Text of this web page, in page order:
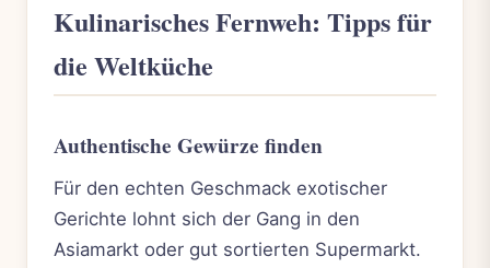
Kulinarisches Fernweh: Tipps für
die Weltküche
Authentische Gewürze finden
Für den echten Geschmack exotischer
Gerichte lohnt sich der Gang in den
Asiamarkt oder gut sortierten Supermarkt.